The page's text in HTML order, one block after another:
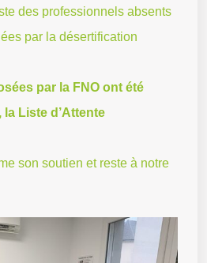
des professionnels absents
par la désertification
par la FNO ont été
la Liste d’Attente
son soutien et reste à notre